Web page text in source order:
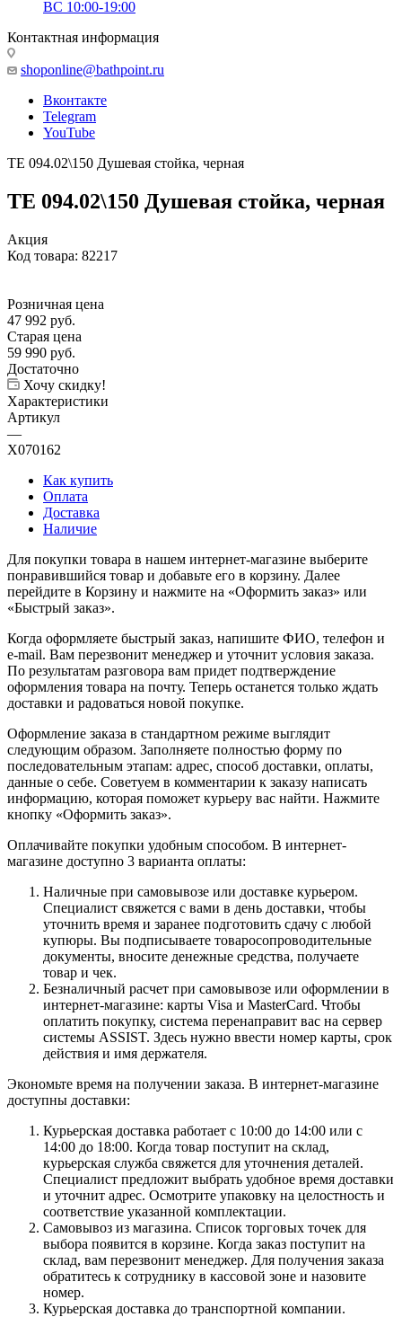
ВС 10:00-19:00
Контактная информация
shoponline@bathpoint.ru
Вконтакте
Telegram
YouTube
TE 094.02\150 Душевая стойка, черная
TE 094.02\150 Душевая стойка, черная
Акция
Код товара: 82217
Розничная цена
47 992 руб.
Старая цена
59 990 руб.
Достаточно
Хочу скидку!
Характеристики
Артикул
—
X070162
Как купить
Оплата
Доставка
Наличие
Для покупки товара в нашем интернет-магазине выберите
понравившийся товар и добавьте его в корзину. Далее
перейдите в Корзину и нажмите на «Оформить заказ» или
«Быстрый заказ».
Когда оформляете быстрый заказ, напишите ФИО, телефон и
e-mail. Вам перезвонит менеджер и уточнит условия заказа.
По результатам разговора вам придет подтверждение
оформления товара на почту. Теперь останется только ждать
доставки и радоваться новой покупке.
Оформление заказа в стандартном режиме выглядит
следующим образом. Заполняете полностью форму по
последовательным этапам: адрес, способ доставки, оплаты,
данные о себе. Советуем в комментарии к заказу написать
информацию, которая поможет курьеру вас найти. Нажмите
кнопку «Оформить заказ».
Оплачивайте покупки удобным способом. В интернет-
магазине доступно 3 варианта оплаты:
Наличные при самовывозе или доставке курьером.
Специалист свяжется с вами в день доставки, чтобы
уточнить время и заранее подготовить сдачу с любой
купюры. Вы подписываете товаросопроводительные
документы, вносите денежные средства, получаете
товар и чек.
Безналичный расчет при самовывозе или оформлении в
интернет-магазине: карты Visa и MasterCard. Чтобы
оплатить покупку, система перенаправит вас на сервер
системы ASSIST. Здесь нужно ввести номер карты, срок
действия и имя держателя.
Экономьте время на получении заказа. В интернет-магазине
доступны доставки:
Курьерская доставка работает с 10:00 до 14:00 или с
14:00 до 18:00. Когда товар поступит на склад,
курьерская служба свяжется для уточнения деталей.
Специалист предложит выбрать удобное время доставки
и уточнит адрес. Осмотрите упаковку на целостность и
соответствие указанной комплектации.
Самовывоз из магазина. Список торговых точек для
выбора появится в корзине. Когда заказ поступит на
склад, вам перезвонит менеджер. Для получения заказа
обратитесь к сотруднику в кассовой зоне и назовите
номер.
Курьерская доставка до транспортной компании.